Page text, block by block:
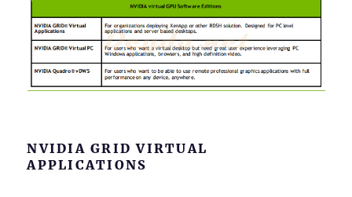
NVIDIA GRID VIRTUAL
APPLICATIONS